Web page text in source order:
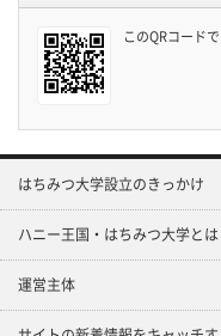
このQRコード
はちみつ大学設立のきっかけ
ハニー王国・はちみつ大学とは
運営主体